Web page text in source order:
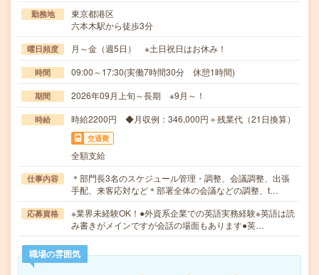
勤務地
東京都港区
六本木駅から徒歩3分
曜日頻度 月～金（週5日） ※土日祝日はお休み！
時間 09:00～17:30(実働7時間30分 休憩1時間)
期間 2026年09月上旬～長期 ※9月～！
時給 時給2200円 ◆月収例：346,000円＋残業代（21日換算）
交通費
全額支給
仕事内容
＊部門長3名のスケジュール管理・調整、会議調整、出張
手配、来客応対など＊部署全体の会議などの調整、t…
応募資格
※業界未経験OK！●外資系企業での英語実務経験※英語は読
み書きがメインですが会話の場面もあります●英…
職場の雰囲気